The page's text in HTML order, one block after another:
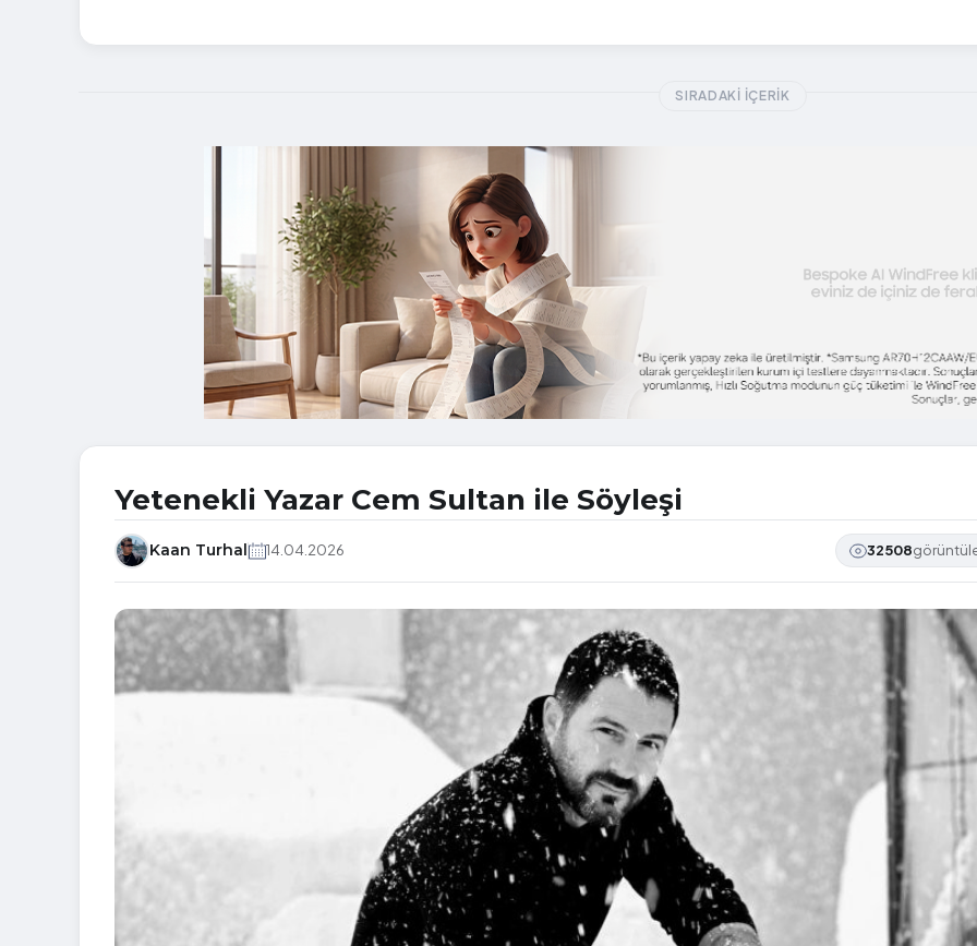
SIRADAKI İÇERIK
Yetenekli Yazar Cem Sultan ile Söyleşi
Kaan Turhal 14.04.2026 32508